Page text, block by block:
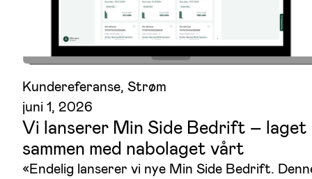
Kundereferanse, Strøm
juni 1, 2026
Vi lanserer Min Side Bedrift – laget
sammen med nabolaget vårt
«Endelig lanserer vi nye Min Side Bedrift.